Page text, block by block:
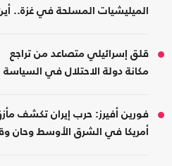
الميليشيات المسلحة في غزة..
قلق إسرائيلي متصاعد من تراجع
مكانة دولة الاحتلال في السياسة
فورين أفيرز: حرب إيران تكشف
أمريكا في الشرق الأوسط وحان